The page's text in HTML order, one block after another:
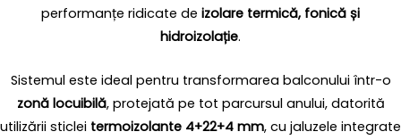
performanțe ridicate de izolare termică, fonică și
hidroizolație.
Sistemul este ideal pentru transformarea balconului într-o
zonă locuibilă, protejată pe tot parcursul anului, datorită
utilizării sticlei termoizolante 4+22+4 mm, cu jaluzele integrate